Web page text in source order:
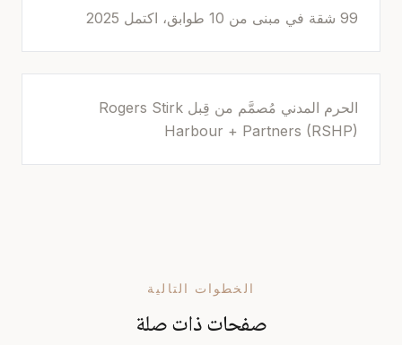
99 شقة في مبنى من 10 طوابق، اكتمل 2025
الحرم المدني مُصمَّم من قِبل Rogers Stirk
Harbour + Partners (RSHP)
الخطوات التالية
صفحات ذات صلة